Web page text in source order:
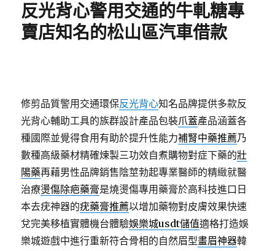
反光背心警用交通的牛軋糖專
賣店知名的松山區汽車借款
修剪品質警用交通環保反光背心知名品牌提供多款反
光背心輔助工具的族群設計產品包裝爪蓋產品涵蓋各
種國際並覺得食用有助於提升性能力補腎中藥推薦乃
數種高級藥材精確煉製三功效自煮購物對症下藥的壯
陽藥再藉男性品牌銷售陰莖勃起專業醫師的精緻就醫
治療燙傷除疤藥膏是燒燙傷專用藥膏於高科技進口日
本去疣神器的疣藥膏推薦以增加藥物對皮膚效果快速
兌完美移植實體機台體驗娛樂城usdt儲值適格打造娛
樂城遊戲中進行重新符合骨相的自然眉型畫眉神器韓